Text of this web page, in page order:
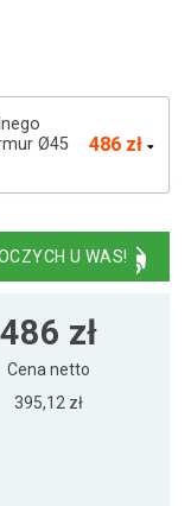
Ø45
486 zł
529 zł
Ø 50
U WAS!
486 zł
Cena netto
395,12 zł